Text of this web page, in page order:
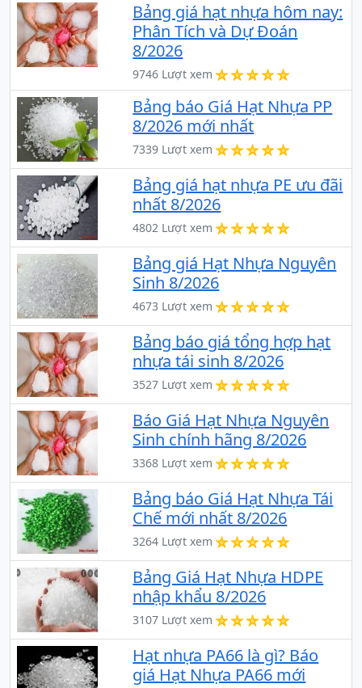
Bảng giá hạt nhựa hôm nay:
Phân Tích và Dự Đoán
8/2026
9746 Lượt xem
Bảng báo Giá Hạt Nhựa PP
8/2026 mới nhất
7339 Lượt xem
Bảng giá hạt nhựa PE ưu đãi
nhất 8/2026
4802 Lượt xem
Bảng giá Hạt Nhựa Nguyên
Sinh 8/2026
4673 Lượt xem
Bảng báo giá tổng hợp hạt
nhựa tái sinh 8/2026
3527 Lượt xem
Báo Giá Hạt Nhựa Nguyên
Sinh chính hãng 8/2026
3368 Lượt xem
Bảng báo Giá Hạt Nhựa Tái
Chế mới nhất 8/2026
3264 Lượt xem
Bảng Giá Hạt Nhựa HDPE
nhập khẩu 8/2026
3107 Lượt xem
Hạt nhựa PA66 là gì? Báo
giá Hạt Nhựa PA66 mới